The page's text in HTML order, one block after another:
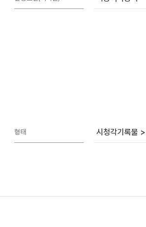
형태 시청각기록물